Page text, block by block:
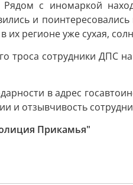
Рядом с иномаркой
и
их регионе уже сухая,
троса сотрудники ДПС
в адрес
и отзывчивость
Прикамья"